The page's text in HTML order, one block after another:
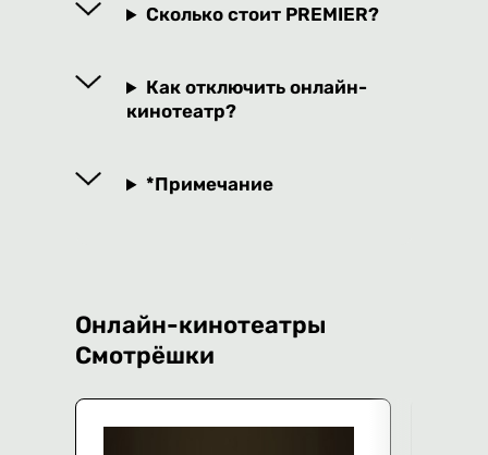
Сколько стоит PREMIER?
Как отключить онлайн-
кинотеатр?
*Примечание
Онлайн-кинотеатры
Смотрёшки